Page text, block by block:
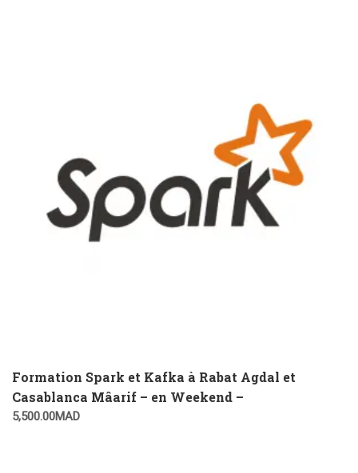
Formation Spark et Kafka à Rabat Agdal et
Casablanca Mâarif – en Weekend –
5,500.00MAD